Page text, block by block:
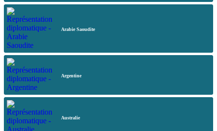
Arabie Saoudite
Argentine
Australie